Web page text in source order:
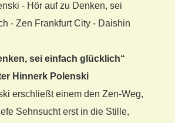
sei einfach glücklich“
Hinnerk Polenski
erschließt einem den Zen-Weg,
Sehnsucht erst in die Stille,